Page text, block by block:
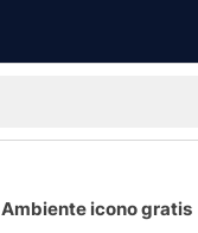
Ambiente icono gratis